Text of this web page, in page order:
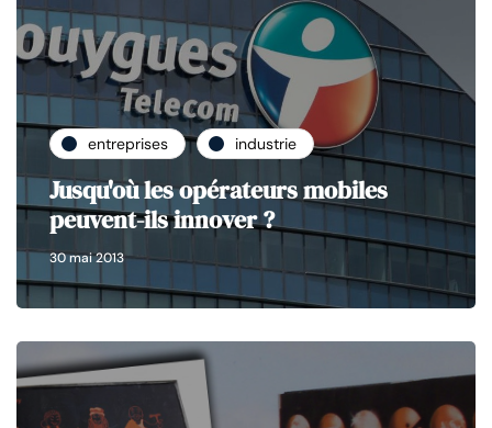
entreprises industrie
Jusqu'où les opérateurs mobiles
peuvent-ils innover ?
30 mai 2013